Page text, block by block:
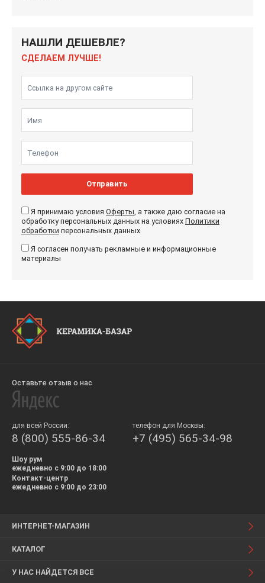
НАШЛИ ДЕШЕВЛЕ?
СДЕЛАЕМ ЛУЧШЕ!
Отправить
Я принимаю условия Оферты, а также даю согласие на
обработку персональных данных на условиях Политики
обработки персональных данных
Я согласен получать рекламные и информационные
материалы
Оставьте отзыв о нас
для всей России:
8 (800) 555-86-34
телефон для Москвы:
+7 (495) 565-34-98
Шоу рум
ежедневно с 9:00 до 18:00
Контакт-центр
ежедневно с 9:00 до 23:00
ИНТЕРНЕТ-МАГАЗИН
КАТАЛОГ
У НАС НАЙДЕТСЯ ВСЕ